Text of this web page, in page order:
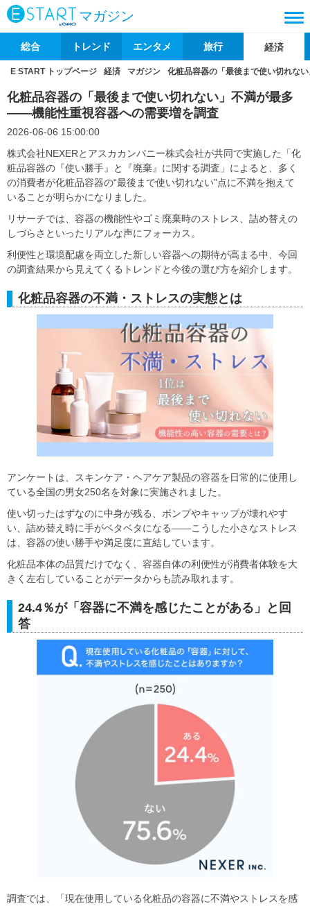
マガジン
総合 トレンド エンタメ 旅行 経済
E START トップページ 経済 マガジン 化粧品容器の「最後まで使い切れな
化粧品容器の「最後まで使い切れない」不満が最多
――機能性重視容器への需要増を調査
2026-06-06 15:00:00
株式会社NEXERとアスカカンパニー株式会社が共同で実施した「化
粧品容器の『使い勝手』と『廃棄』に関する調査」によると、多く
の消費者が化粧品容器の“最後まで使い切れない”点に不満を抱えて
いることが明らかになりました。
リサーチでは、容器の機能性やゴミ廃棄時のストレス、詰め替えの
しづらさといったリアルな声にフォーカス。
利便性と環境配慮を両立した新しい容器への期待が高まる中、今回
の調査結果から見えてくるトレンドと今後の選び方を紹介します。
化粧品容器の不満・ストレスの実態とは
アンケートは、スキンケア・ヘアケア製品の容器を日常的に使用し
ている全国の男女250名を対象に実施されました。
使い切ったはずなのに中身が残る、ポンプやキャップが壊れやす
い、詰め替え時に手がベタベタになる――こうした小さなストレス
は、容器の使い勝手や満足度に直結しています。
化粧品本体の品質だけでなく、容器自体の利便性が消費者体験を大
きく左右していることがデータからも読み取れます。
24.4％が「容器に不満を感じたことがある」と回
答
調査では、「現在使用している化粧品の容器に不満やストレスを感